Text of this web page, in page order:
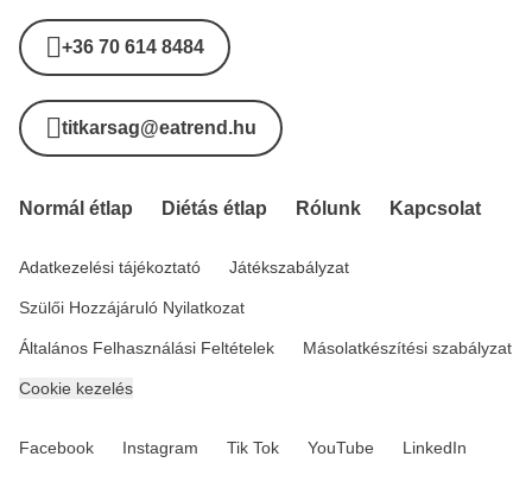
+36 70 614 8484
titkarsag@eatrend.hu
Normál étlap Diétás étlap Rólunk Kapcsolat
Adatkezelési tájékoztató Játékszabályzat
Szülői Hozzájáruló Nyilatkozat
Általános Felhasználási Feltételek Másolatkészítési szabályzat
Cookie kezelés
Facebook Instagram Tik Tok YouTube LinkedIn